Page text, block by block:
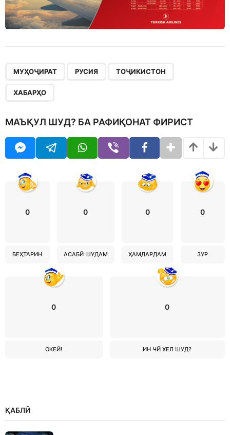
МУҲОҶИРАТ РУСИЯ ТОҶИКИСТОН
ХАБАРҲО
МАЪҚУЛ ШУД? БА РАФИҚОНАТ ФИРИСТ
0
БЕҲТАРИН
0
АСАБӢ ШУДАМ
0
ҲАМДАРДАМ
0
ЗУР
0
ОКЕЙ!
0
ИН ЧӢ ХЕЛ ШУД?
ҚАБЛӢ